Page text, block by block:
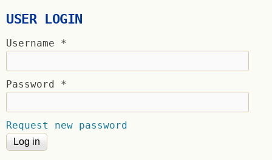
USER LOGIN
Username *
Password *
Request new password